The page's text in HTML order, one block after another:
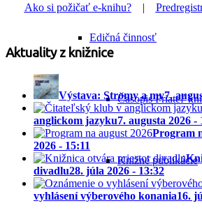
Edičná činnosť
Časopis Priateľ
Knižné publikácie
Ako si požičať e-knihu?|
Aktuality z knižnice
Výstava: Stromy a my7.
anglickom jazyku7. augusta 2026 -
Program
2026 - 15:11
divadlu28. júla 2026 - 13:32
vyhlásení výberového konania16.